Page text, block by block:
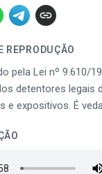
REPRODUÇÃO
pela Lei nº 9.610/
detentores legais
e expositivos. É